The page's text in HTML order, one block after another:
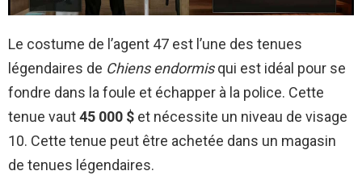
Le costume de l’agent 47 est l’une des tenues
légendaires de Chiens endormisqui est idéal pour se
fondre dans la foule et échapper à la police. Cette
tenue vaut45 000 $ et nécessite un niveau de visage
10. Cette tenue peut être achetée dans un magasin
de tenues légendaires.